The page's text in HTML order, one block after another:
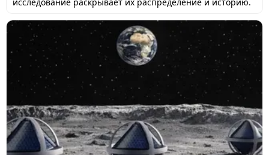
исследование раскрывает их распределение и историю.